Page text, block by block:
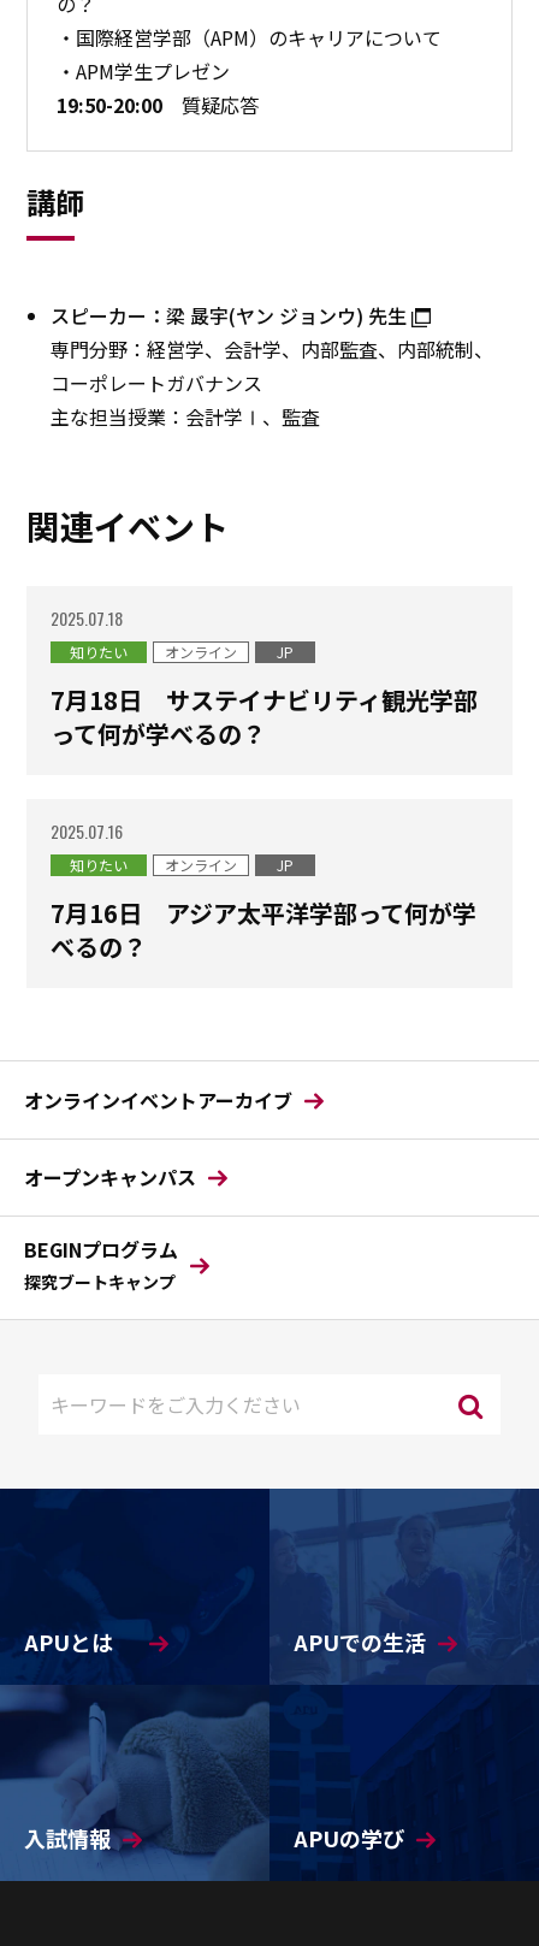
・国際経営学部（APM）のキャリアについて
・APM学生プレゼン
19:50-20:00 質疑応答
講師
スピーカー：梁 晸宇(ヤン ジョンウ) 先生
専門分野：経営学、会計学、内部監査、内部統制、
コーポレートガバナンス
主な担当授業：会計学Ⅰ、監査
関連イベント
2025.07.18
知りたい オンライン JP
7月18日 サステイナビリティ観光学部
って何が学べるの？
2025.07.16
知りたい オンライン JP
7月16日 アジア太平洋学部って何が学
べるの？
オンラインイベントアーカイブ
オープンキャンパス
BEGINプログラム
探究ブートキャンプ
APUとは APUでの生活
入試情報 APUの学び